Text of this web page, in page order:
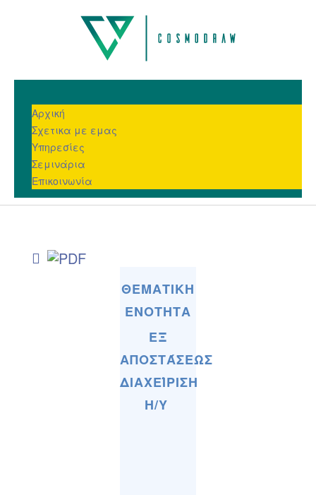
Αρχική
Σχετικα με εμας
Υπηρεσίες
Σεμινάρια
Επικοινωνία
ΘΕΜΑΤΙΚΗ
ΕΝΟΤΗΤΑ
ΕΞ
ΑΠΟΣΤΆΣΕΩΣ
ΔΙΑΧΕΊΡΙΣΗ
Η/Υ